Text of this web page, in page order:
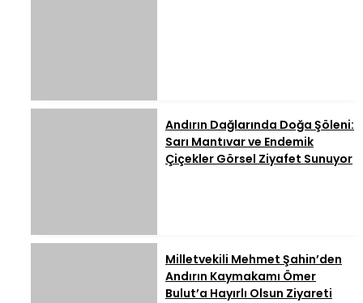
Andırın Dağlarında Doğa Şöleni:
Sarı Mantıvar ve Endemik
Çiçekler Görsel Ziyafet Sunuyor
Milletvekili Mehmet Şahin’den
Andırın Kaymakamı Ömer
Bulut’a Hayırlı Olsun Ziyareti